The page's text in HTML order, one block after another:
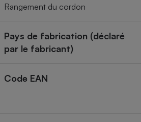
Rangement du cordon
Pays de fabrication (déclaré
par le fabricant)
Code EAN